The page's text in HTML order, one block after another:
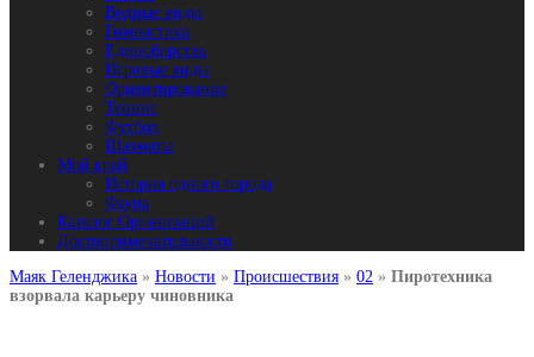
Водные виды
Гимнастика
Единоборства
Игровые виды
Ориентирование
Теннис
Футбол
Шахматы
Мой край
История одного города
Фауна
Каталог Организаций
Достопримечательности
Маяк Геленджика » Новости » Происшествия » 02 » Пиротехника
взорвала карьеру чиновника